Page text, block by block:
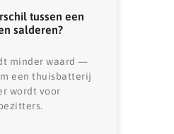
tussen een
salderen?
minder waard —
een thuisbatterij
wordt voor